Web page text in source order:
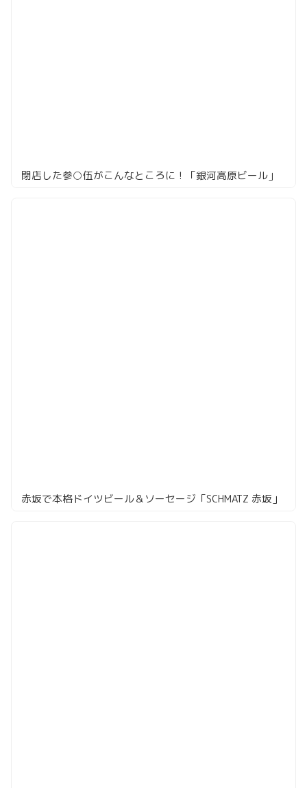
閉店した参○伍がこんなところに！「銀河高原ビール」
赤坂で本格ドイツビール＆ソーセージ「SCHMATZ 赤坂」